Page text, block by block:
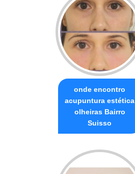
onde encontro
acupuntura estética
olheiras Bairro
Suisso